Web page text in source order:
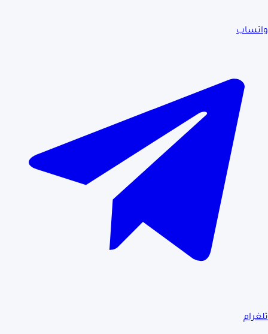
واتساب
تلغرام